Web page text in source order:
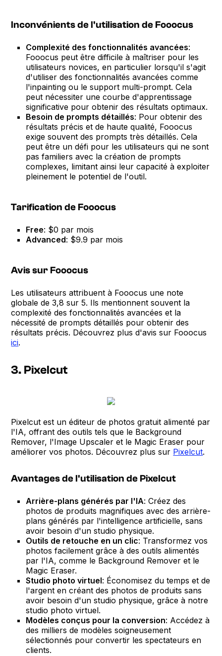
Inconvénients de l'utilisation de Fooocus
Complexité des fonctionnalités avancées:
Fooocus peut être difficile à maîtriser pour les
utilisateurs novices, en particulier lorsqu'il s'agit
d'utiliser des fonctionnalités avancées comme
l'inpainting ou le support multi-prompt. Cela
peut nécessiter une courbe d'apprentissage
significative pour obtenir des résultats optimaux.
Besoin de prompts détaillés: Pour obtenir des
résultats précis et de haute qualité, Fooocus
exige souvent des prompts très détaillés. Cela
peut être un défi pour les utilisateurs qui ne sont
pas familiers avec la création de prompts
complexes, limitant ainsi leur capacité à exploiter
pleinement le potentiel de l'outil.
Tarification de Fooocus
Free: $0 par mois
Advanced: $9.9 par mois
Avis sur Fooocus
Les utilisateurs attribuent à Fooocus une note
globale de 3,8 sur 5. Ils mentionnent souvent la
complexité des fonctionnalités avancées et la
nécessité de prompts détaillés pour obtenir des
résultats précis. Découvrez plus d'avis sur Fooocus
ici.
3. Pixelcut
Pixelcut est un éditeur de photos gratuit alimenté par
l'IA, offrant des outils tels que le Background
Remover, l'Image Upscaler et le Magic Eraser pour
améliorer vos photos. Découvrez plus sur Pixelcut.
Avantages de l'utilisation de Pixelcut
Arrière-plans générés par l'IA: Créez des
photos de produits magnifiques avec des arrière-
plans générés par l'intelligence artificielle, sans
avoir besoin d'un studio physique.
Outils de retouche en un clic: Transformez vos
photos facilement grâce à des outils alimentés
par l'IA, comme le Background Remover et le
Magic Eraser.
Studio photo virtuel: Économisez du temps et de
l'argent en créant des photos de produits sans
avoir besoin d'un studio physique, grâce à notre
studio photo virtuel.
Modèles conçus pour la conversion: Accédez à
des milliers de modèles soigneusement
sélectionnés pour convertir les spectateurs en
clients.